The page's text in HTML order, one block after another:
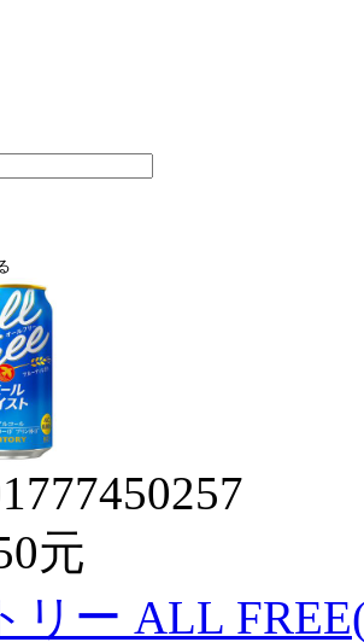
元
リー ALL